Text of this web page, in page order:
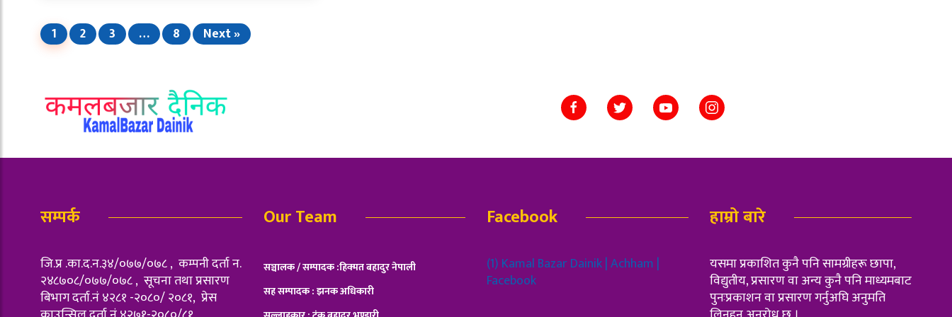
1 2 3 … 8 Next »
सम्पर्क
जि.प्र .का.द.न.३४/०७७/०७८ , कम्पनी दर्ता न‌.
२४८७०८/०७७/०७८ , सूचना तथा प्रसारण
बिभाग दर्ता.नं ४२८१ -२०८०/ २०८१, प्रेस
Our Team
सञ्चालक / सम्पादक :हिक्मत बहादुर नेपाली
सह सम्पादक : झनक अधिकारी
Facebook
(1) Kamal Bazar Dainik | Achham |
Facebook
हाम्रो बारे
यसमा प्रकाशित कुनै पनि सामग्रीहरू छापा,
विद्युतीय, प्रसारण वा अन्य कुनै पनि माध्यमबाट
पुनःप्रकाशन वा प्रसारण गर्नुअघि अनुमति